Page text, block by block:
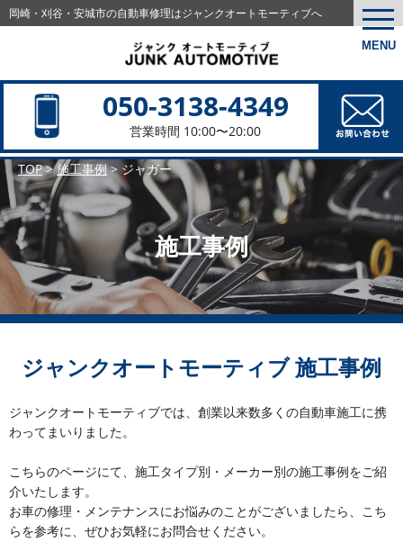
MENU
岡崎・刈谷・安城市の自動車修理はジャンクオートモーティブへ
050-3138-4349
営業時間 10:00〜20:00
TOP>施工事例> ジャガー
施工事例
ジャンクオートモーティブ 施工事例
ジャンクオートモーティブでは、創業以来数多くの自動車施工に携
わってまいりました。
こちらのページにて、施工タイプ別・メーカー別の施工事例をご紹
介いたします。
お車の修理・メンテナンスにお悩みのことがございましたら、こち
らを参考に、ぜひお気軽にお問合せください。